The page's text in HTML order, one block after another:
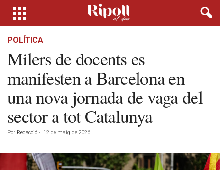
POLÍTICA
Milers de docents es
manifesten a Barcelona en
una nova jornada de vaga del
sector a tot Catalunya
Por Redacció - 12 de maig de 2026